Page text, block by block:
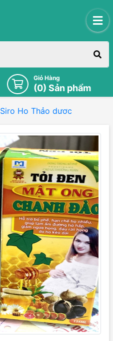
Giỏ Hàng
(0) Sản phẩm
Siro Ho Thảo dươc